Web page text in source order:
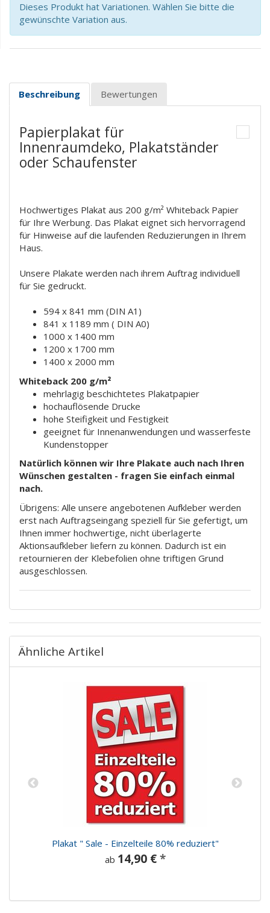
Dieses Produkt hat Variationen. Wählen Sie bitte die
gewünschte Variation aus.
Beschreibung Bewertungen
Papierplakat für
Innenraumdeko, Plakatständer
oder Schaufenster
Hochwertiges Plakat aus 200 g/m² Whiteback Papier
für Ihre Werbung. Das Plakat eignet sich hervorragend
für Hinweise auf die laufenden Reduzierungen in Ihrem
Haus.
Unsere Plakate werden nach ihrem Auftrag individuell
für Sie gedruckt.
594 x 841 mm (DIN A1)
841 x 1189 mm ( DIN A0)
1000 x 1400 mm
1200 x 1700 mm
1400 x 2000 mm
Whiteback 200 g/m²
mehrlagig beschichtetes Plakatpapier
hochauflösende Drucke
hohe Steifigkeit und Festigkeit
geeignet für Innenanwendungen und wasserfeste
Kundenstopper
Natürlich können wir Ihre Plakate auch nach Ihren
Wünschen gestalten - fragen Sie einfach einmal
nach.
Übrigens: Alle unsere angebotenen Aufkleber werden
erst nach Auftragseingang speziell für Sie gefertigt, um
Ihnen immer hochwertige, nicht überlagerte
Aktionsaufkleber liefern zu können. Dadurch ist ein
retournieren der Klebefolien ohne triftigen Grund
ausgeschlossen.
Ähnliche Artikel
Plakat " Sale - Einzelteile 80% reduziert"
ab 14,90 € *